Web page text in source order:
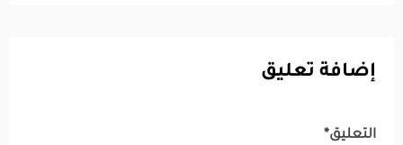
إضافة تعليق
التعليق*